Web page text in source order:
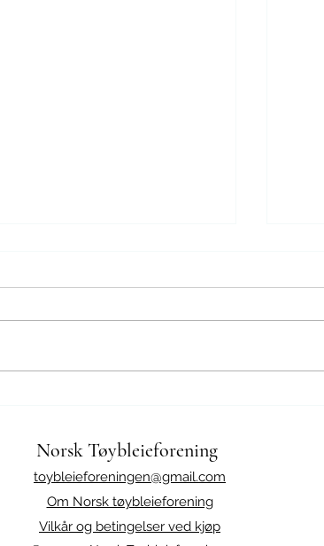
Ull i tøybleier
Norsk Tøybleieforening
toybleieforeningen@gmail.com
Om Norsk tøybleieforening
Vilkår og betingelser ved kjøp